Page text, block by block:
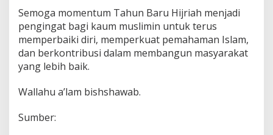
Semoga momentum Tahun Baru Hijriah menjadi
pengingat bagi kaum muslimin untuk terus
memperbaiki diri, memperkuat pemahaman Islam,
dan berkontribusi dalam membangun masyarakat
yang lebih baik.
Wallahu a’lam bishshawab.
Sumber: